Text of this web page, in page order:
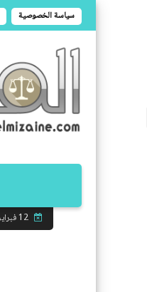
سياسة الخصوصية
12 فبراير 2022